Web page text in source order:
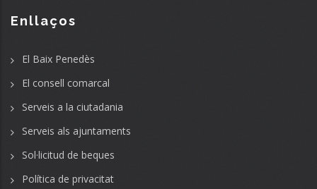
Enllaços
El Baix Penedès
El consell comarcal
Serveis a la ciutadania
Serveis als ajuntaments
Sol·licitud de beques
Política de privacitat